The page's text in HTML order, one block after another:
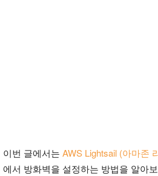
이번 글에서는 AWS Lightsail (아마존
에서 방화벽을 설정하는 방법을 알아